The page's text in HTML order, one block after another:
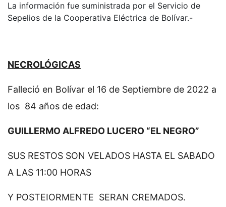
La información fue suministrada por el Servicio de
Sepelios de la Cooperativa Eléctrica de Bolívar.-
NECROLÓGICAS
Falleció en Bolívar el 16 de Septiembre de 2022 a
los 84 años de edad:
GUILLERMO ALFREDO LUCERO “EL NEGRO”
SUS RESTOS SON VELADOS HASTA EL SABADO
A LAS 11:00 HORAS
Y POSTEIORMENTE SERAN CREMADOS.